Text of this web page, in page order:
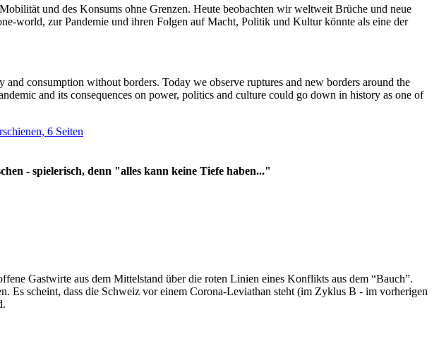
und des Konsums ohne Grenzen. Heute beobachten wir weltweit Brüche und neue
world, zur Pandemie und ihren Folgen auf Macht, Politik und Kultur könnte als eine der
consumption without borders. Today we observe ruptures and new borders around the
and its consequences on power, politics and culture could go down in history as one of
6 Seiten
- spielerisch, denn "alles kann keine Tiefe haben..."
Gastwirte aus dem Mittelstand über die roten Linien eines Konflikts aus dem “Bauch”.
Es scheint, dass die Schweiz vor einem Corona-Leviathan steht (im Zyklus B - im vorherigen